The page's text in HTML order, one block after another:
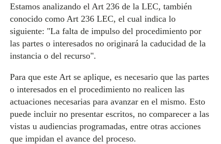
Estamos analizando el Art 236 de la LEC, también
conocido como Art 236 LEC, el cual indica lo
siguiente: "La falta de impulso del procedimiento por
las partes o interesados no originará la caducidad de la
instancia o del recurso".
Para que este Art se aplique, es necesario que las partes
o interesados en el procedimiento no realicen las
actuaciones necesarias para avanzar en el mismo. Esto
puede incluir no presentar escritos, no comparecer a las
vistas u audiencias programadas, entre otras acciones
que impidan el avance del proceso.